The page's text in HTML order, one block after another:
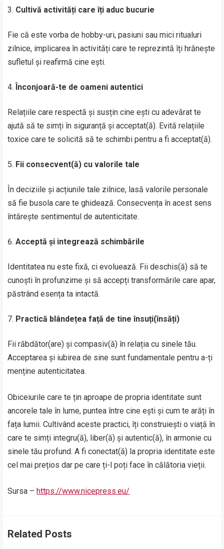
Cultivă activități care îți aduc bucurie
Fie că este vorba de hobby-uri, pasiuni sau mici ritualuri
zilnice, implicarea în activități care te reprezintă îți hrănește
sufletul și reafirmă cine ești.
Înconjoară-te de oameni autentici
Relațiile care respectă și susțin cine ești cu adevărat te
ajută să te simți în siguranță și acceptat(ă). Evită relațiile
toxice care te solicită să te schimbi pentru a fi acceptat(ă).
Fii consecvent(ă) cu valorile tale
În deciziile și acțiunile tale zilnice, lasă valorile personale
să fie busola care te ghidează. Consecvența în acest sens
întărește sentimentul de autenticitate.
Acceptă și integrează schimbările
Identitatea nu este fixă, ci evoluează. Fii deschis(ă) să te
cunoști în profunzime și să accepți transformările care apar,
păstrând esența ta intactă.
Practică blândețea față de tine însuți(însăți)
Fii răbdător(are) și compasiv(ă) în relația cu sinele tău.
Acceptarea și iubirea de sine sunt fundamentale pentru a-ți
menține autenticitatea.
Obiceiurile care te țin aproape de propria identitate sunt
ancorele tale în lume, puntea între cine ești și cum te arăți în
fața lumii. Cultivând aceste practici, îți construiești o viață în
care te simți integru(ă), liber(ă) și autentic(ă), în armonie cu
sinele tău profund. A fi conectat(ă) la propria identitate este
cel mai prețios dar pe care ți-l poți face în călătoria vieții.
Sursa –https://www.nicepress.eu/
Related Posts